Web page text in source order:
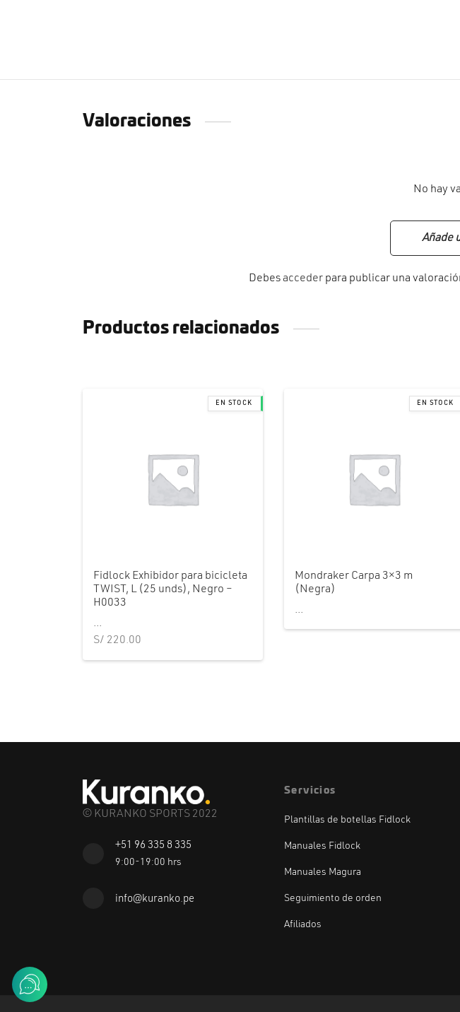
Valoraciones
No hay
Añade
Debesacceder para publicar una
Productos relacionados
Fidlock Exhibidor para bicicleta
TWIST, L (25 unds), Negro –
H0033
...
S/ 220.00
Mondraker Carpa 3×3 m
(Negra)
...
© KURANKO SPORTS 2022
+51 96 335 8 335
9:00-19:00 hrs
info@kuranko.pe
Servicios
Plantillas de botellas Fidlock
Manuales Fidlock
Manuales Magura
Seguimiento de orden
Afiliados